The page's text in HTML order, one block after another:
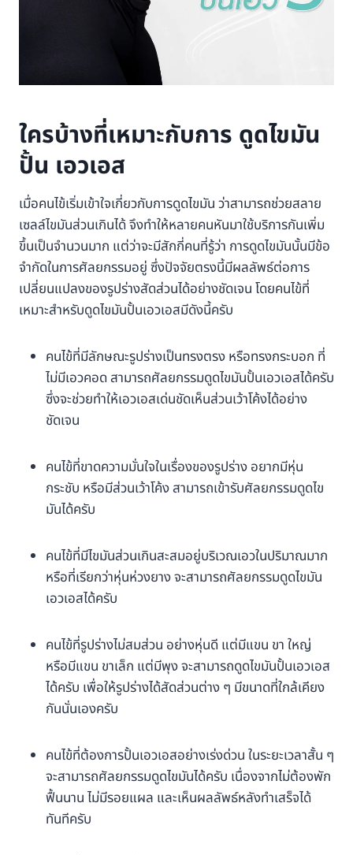
ใครบ้างที่เหมาะกับการ ดูดไขมัน
ปั้น เอวเอส
เมื่อคนไข้เริ่มเข้าใจเกี่ยวกับการดูดไขมัน ว่าสามารถช่วยสลาย
เซลล์ไขมันส่วนเกินได้ จึงทำให้หลายคนหันมาใช้บริการกันเพิ่ม
ขึ้นเป็นจำนวนมาก แต่ว่าจะมีสักกี่คนที่รู้ว่า การดูดไขมันนั้นมีข้อ
จำกัดในการศัลยกรรมอยู่ ซึ่งปัจจัยตรงนี้มีผลลัพธ์ต่อการ
เปลี่ยนแปลงของรูปร่างสัดส่วนได้อย่างชัดเจน โดยคนไข้ที่
เหมาะสำหรับดูดไขมันปั้นเอวเอสมีดังนี้ครับ
คนไข้ที่มีลักษณะรูปร่างเป็นทรงตรง หรือทรงกระบอก ที่
ไม่มีเอวคอด สามารถศัลยกรรมดูดไขมันปั้นเอวเอสได้ครับ
ซึ่งจะช่วยทำให้เอวเอสเด่นชัดเห็นส่วนเว้าโค้งได้อย่าง
ชัดเจน
คนไข้ที่ขาดความมั่นใจในเรื่องของรูปร่าง อยากมีหุ่น
กระชับ หรือมีส่วนเว้าโค้ง สามารถเข้ารับศัลยกรรมดูดไข
มันได้ครับ
คนไข้ที่มีไขมันส่วนเกินสะสมอยู่บริเวณเอวในปริมาณมาก
หรือที่เรียกว่าหุ่นห่วงยาง จะสามารถศัลยกรรมดูดไขมัน
เอวเอสได้ครับ
คนไข้ที่รูปร่างไม่สมส่วน อย่างหุ่นดี แต่มีแขน ขา ใหญ่
หรือมีแขน ขาเล็ก แต่มีพุง จะสามารถดูดไขมันปั้นเอวเอส
ได้ครับ เพื่อให้รูปร่างได้สัดส่วนต่าง ๆ มีขนาดที่ใกล้เคียง
กันนั่นเองครับ
คนไข้ที่ต้องการปั้นเอวเอสอย่างเร่งด่วน ในระยะเวลาสั้น ๆ
จะสามารถศัลยกรรมดูดไขมันได้ครับ เนื่องจากไม่ต้องพัก
ฟื้นนาน ไม่มีรอยแผล และเห็นผลลัพธ์หลังทำเสร็จได้
ทันทีครับ